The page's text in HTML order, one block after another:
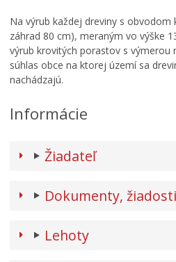
Na výrub každej dreviny s obvodom
záhrad 80 cm), meraným vo výške
výrub krovitých porastov s výmerou
súhlas obce na ktorej území sa
nachádzajú.
Informácie
Žiadateľ
Dokumenty,
Lehoty